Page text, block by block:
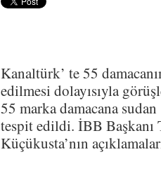
Kanaltürk’ te 55
edilmesi dolayısıyla
55 marka damacana
tespit edildi. İBB Başkanı
Küçükusta’nın